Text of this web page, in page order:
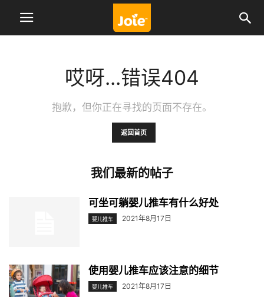
哎呀...错误404
抱歉，但你正在寻找的页面不存在。
返回首页
我们最新的帖子
可坐可躺婴儿推车有什么好处
婴儿推车 2021年8月17日
使用婴儿推车应该注意的细节
婴儿推车 2021年8月17日